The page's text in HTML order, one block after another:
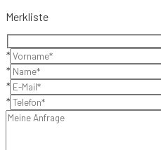
Merkliste
*
*
*
*